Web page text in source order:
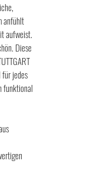
anfühlt
aufweist.
Diese
für jedes
funktional